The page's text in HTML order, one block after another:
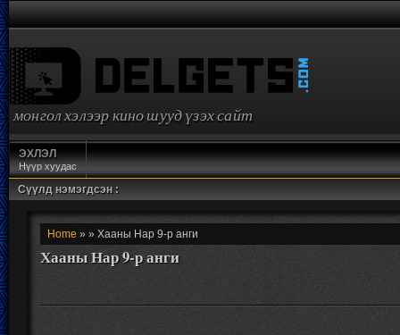
монгол хэлээр кино шууд үзэх сайт
ЭХЛЭЛ
Нүүр хуудас
Сүүлд нэмэгдсэн :
Home » » Хааны Нар 9-р анги
Хааны Нар 9-р анги